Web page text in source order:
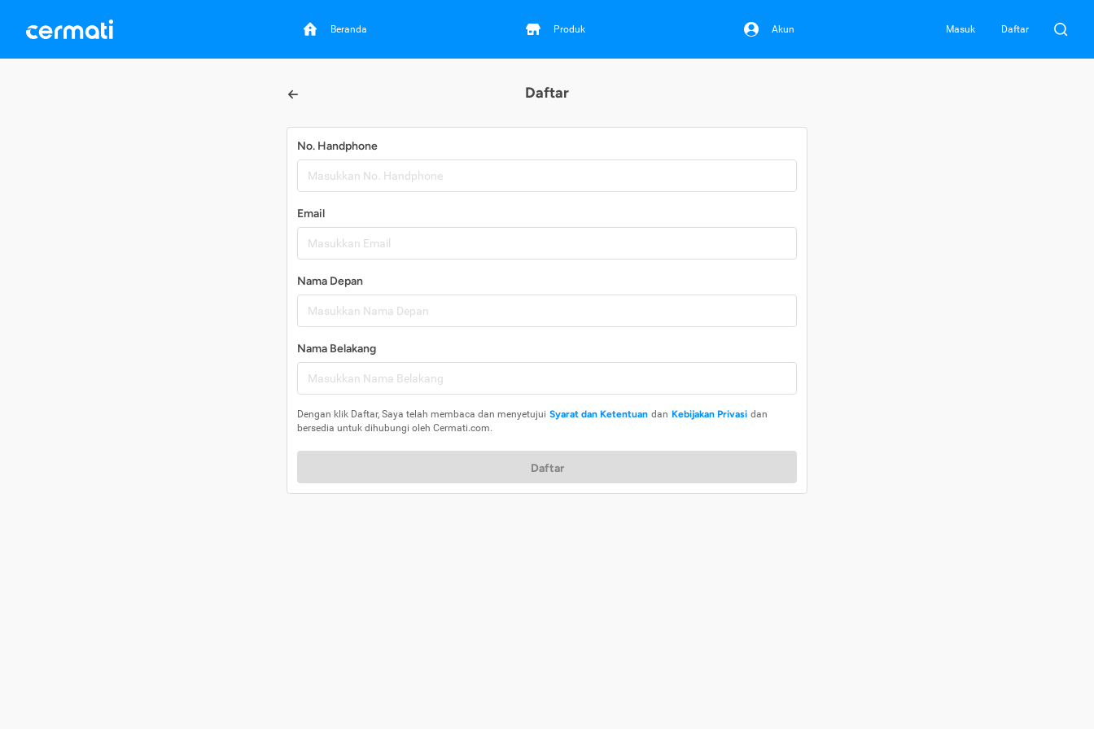
Beranda Produk Akun Masuk Daftar
Daftar
No. Handphone
Email
Nama Depan
Nama Belakang
Dengan klik Daftar, Saya telah membaca dan menyetujui Syarat dan Ketentuan dan Kebijakan Privasi dan
bersedia untuk dihubungi oleh Cermati.com.
Daftar